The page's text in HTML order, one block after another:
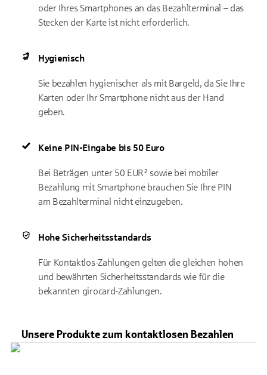
oder Ihres Smartphones an das Bezahl­terminal – das
Stecken der Karte ist nicht erforderlich.
Hygienisch
Sie bezahlen hygienischer als mit Bar­geld, da Sie Ihre
Karten oder Ihr Smartphone nicht aus der Hand
geben.
Keine PIN-Eingabe bis 50 Euro
Bei Beträgen unter 50 EUR² sowie bei mobiler
Bezahlung mit Smartphone brauchen Sie Ihre PIN
am Bezahlterminal nicht einzugeben.
Hohe Sicherheitsstandards
Für Kontaktlos-Zahlungen gelten die gleichen hohen
und bewährten Sicherheits­standards wie für die
bekannten girocard-Zahlungen.
Unsere Produkte zum kontaktlosen Bezahlen